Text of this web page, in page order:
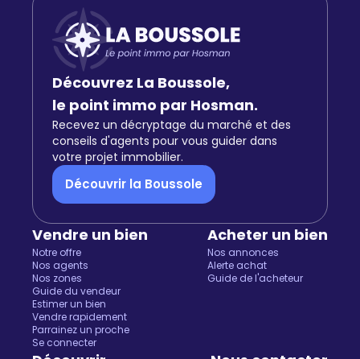
Découvrez La Boussole,
le point immo par Hosman.
Recevez un décryptage du marché et des
conseils d'agents pour vous guider dans
votre projet immobilier.
Découvrir la Boussole
Vendre un bien
Notre offre
Nos agents
Nos zones
Guide du vendeur
Estimer un bien
Vendre rapidement
Parrainez un proche
Se connecter
Acheter un bien
Nos annonces
Alerte achat
Guide de l'acheteur